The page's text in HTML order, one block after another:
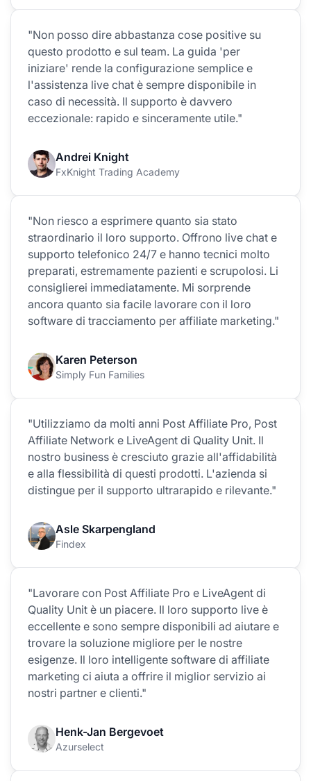
"Non posso dire abbastanza cose positive su
questo prodotto e sul team. La guida 'per
iniziare' rende la configurazione semplice e
l'assistenza live chat è sempre disponibile in
caso di necessità. Il supporto è davvero
eccezionale: rapido e sinceramente utile."
Andrei Knight
FxKnight Trading Academy
"Non riesco a esprimere quanto sia stato
straordinario il loro supporto. Offrono live chat e
supporto telefonico 24/7 e hanno tecnici molto
preparati, estremamente pazienti e scrupolosi. Li
consiglierei immediatamente. Mi sorprende
ancora quanto sia facile lavorare con il loro
software di tracciamento per affiliate marketing."
Karen Peterson
Simply Fun Families
"Utilizziamo da molti anni Post Affiliate Pro, Post
Affiliate Network e LiveAgent di Quality Unit. Il
nostro business è cresciuto grazie all'affidabilità
e alla flessibilità di questi prodotti. L'azienda si
distingue per il supporto ultrarapido e rilevante."
Asle Skarpengland
Findex
"Lavorare con Post Affiliate Pro e LiveAgent di
Quality Unit è un piacere. Il loro supporto live è
eccellente e sono sempre disponibili ad aiutare e
trovare la soluzione migliore per le nostre
esigenze. Il loro intelligente software di affiliate
marketing ci aiuta a offrire il miglior servizio ai
nostri partner e clienti."
Henk-Jan Bergevoet
Azurselect